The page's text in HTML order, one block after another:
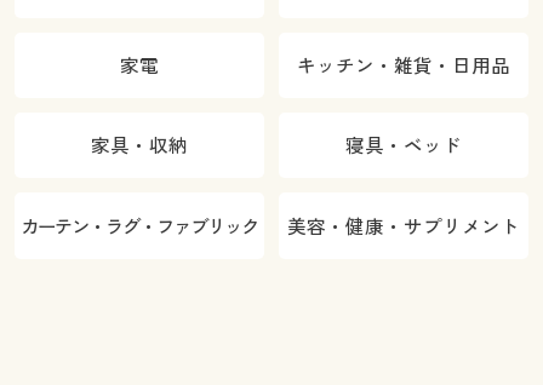
家電 キッチン・雑貨・日用品
家具・収納 寝具・ベッド
カーテン・ラグ・ファブリック 美容・健康・サプリメント